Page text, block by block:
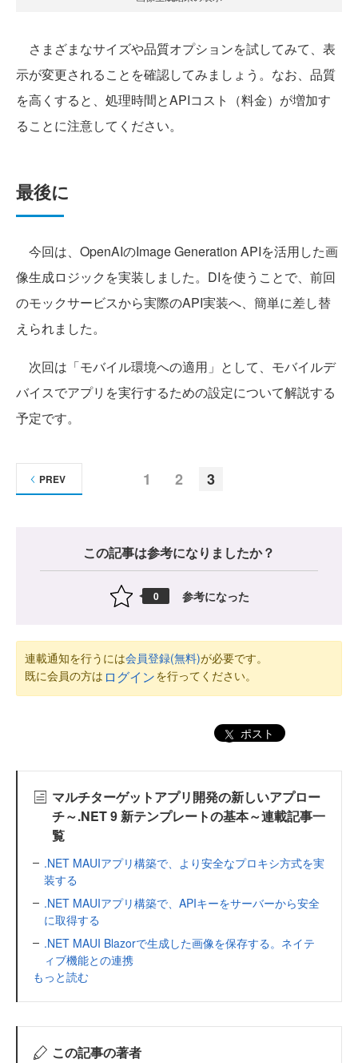
さまざまなサイズや品質オプションを試してみて、表
示が変更されることを確認してみましょう。なお、品質
を高くすると、処理時間とAPIコスト（料金）が増加す
ることに注意してください。
最後に
今回は、OpenAIのImage Generation APIを活用した画
像生成ロジックを実装しました。DIを使うことで、前回
のモックサービスから実際のAPI実装へ、簡単に差し替
えられました。
次回は「モバイル環境への適用」として、モバイルデ
バイスでアプリを実行するための設定について解説する
予定です。
1 2 3
PREV
この記事は参考になりましたか？
0 参考になった
連載通知を行うには会員登録(無料)が必要です。
既に会員の方は ログインを行ってください。
ポスト
マルチターゲットアプリ開発の新しいアプロー
チ～.NET 9 新テンプレートの基本～連載記事一
覧
.NET MAUIアプリ構築で、より安全なプロキシ方式を実
装する
.NET MAUIアプリ構築で、APIキーをサーバーから安全
に取得する
.NET MAUI Blazorで生成した画像を保存する。ネイテ
ィブ機能との連携
もっと読む
この記事の著者